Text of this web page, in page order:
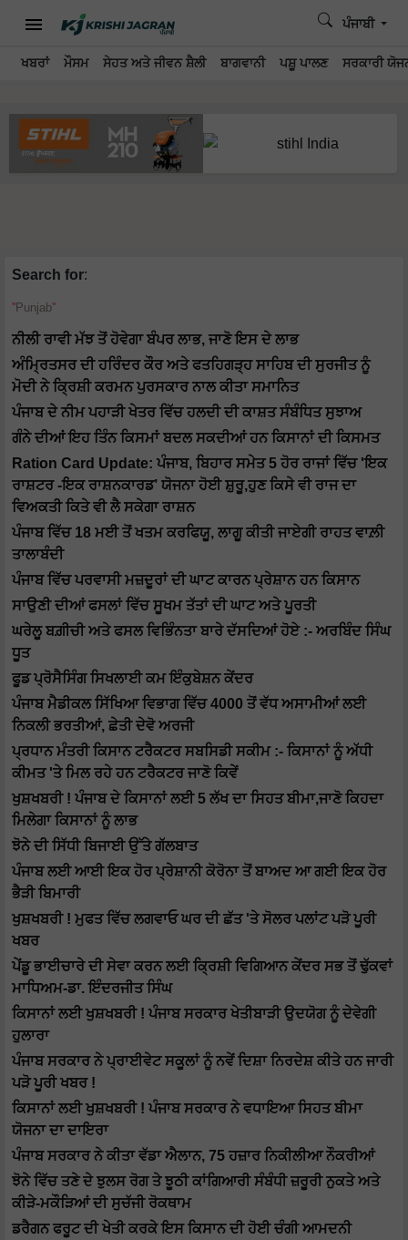
ਖਬਰਾਂ ਮੌਸਮ ਸੇਹਤ ਅਤੇ ਜੀਵਨ ਸ਼ੈਲੀ ਬਾਗਵਾਨੀ ਪਸ਼ੂ ਪਾਲਣ ਸਰਕਾਰੀ
ਪੰਜਾਬੀ
Search for:
Punjab
ਨੀਲੀ ਰਾਵੀ ਮੱਝ ਤੋਂ ਹੋਵੇਗਾ ਬੰਪਰ ਲਾਭ, ਜਾਣੋ ਇਸ ਦੇ ਲਾਭ
ਅੰਮ੍ਰਿਤਸਰ ਦੀ ਹਰਿੰਦਰ ਕੌਰ ਅਤੇ ਫਤਹਿਗੜ੍ਹ ਸਾਹਿਬ ਦੀ ਸੁਰਜੀਤ ਨੂੰ
ਮੋਦੀ ਨੇ ਕ੍ਰਿਸ਼ੀ ਕਰਮਨ ਪੁਰਸਕਾਰ ਨਾਲ ਕੀਤਾ ਸਮਾਨਿਤ
ਪੰਜਾਬ ਦੇ ਨੀਮ ਪਹਾੜੀ ਖੇਤਰ ਵਿੱਚ ਹਲਦੀ ਦੀ ਕਾਸ਼ਤ ਸੰਬੰਧਿਤ ਸੁਝਾਅ
ਗੰਨੇ ਦੀਆਂ ਇਹ ਤਿੰਨ ਕਿਸਮਾਂ ਬਦਲ ਸਕਦੀਆਂ ਹਨ ਕਿਸਾਨਾਂ ਦੀ ਕਿਸਮਤ
Ration Card Update: ਪੰਜਾਬ, ਬਿਹਾਰ ਸਮੇਤ 5 ਹੋਰ ਰਾਜਾਂ ਵਿੱਚ 'ਇਕ
ਰਾਸ਼ਟਰ -ਇਕ ਰਾਸ਼ਨਕਾਰਡ’ ਯੋਜਨਾ ਹੋਈ ਸ਼ੁਰੂ,ਹੁਣ ਕਿਸੇ ਵੀ ਰਾਜ ਦਾ
ਵਿਅਕਤੀ ਕਿਤੇ ਵੀ ਲੈ ਸਕੇਗਾ ਰਾਸ਼ਨ
ਪੰਜਾਬ ਵਿੱਚ 18 ਮਈ ਤੋਂ ਖਤਮ ਕਰਫਿਯੂ, ਲਾਗੂ ਕੀਤੀ ਜਾਏਗੀ ਰਾਹਤ ਵਾਲ਼ੀ
ਤਾਲਾਬੰਦੀ
ਪੰਜਾਬ ਵਿੱਚ ਪਰਵਾਸੀ ਮਜ਼ਦੂਰਾਂ ਦੀ ਘਾਟ ਕਾਰਨ ਪ੍ਰੇਸ਼ਾਨ ਹਨ ਕਿਸਾਨ
ਸਾਉਣੀ ਦੀਆਂ ਫਸਲਾਂ ਵਿੱਚ ਸੂਖਮ ਤੱਤਾਂ ਦੀ ਘਾਟ ਅਤੇ ਪੂਰਤੀ
ਘਰੇਲੂ ਬਗ਼ੀਚੀ ਅਤੇ ਫਸਲ ਵਿਭਿੰਨਤਾ ਬਾਰੇ ਦੱਸਦਿਆਂ ਹੋਏ :- ਅਰਬਿੰਦ ਸਿੰਘ
ਧੂਤ
ਫੂਡ ਪ੍ਰੋਸੈਸਿੰਗ ਸਿਖਲਾਈ ਕਮ ਇੰਕੁਬੇਸ਼ਨ ਕੇਂਦਰ
ਪੰਜਾਬ ਮੈਡੀਕਲ ਸਿੱਖਿਆ ਵਿਭਾਗ ਵਿੱਚ 4000 ਤੋਂ ਵੱਧ ਅਸਾਮੀਆਂ ਲਈ
ਨਿਕਲੀ ਭਰਤੀਆਂ, ਛੇਤੀ ਦੇਵੋ ਅਰਜੀ
ਪ੍ਰਧਾਨ ਮੰਤਰੀ ਕਿਸਾਨ ਟਰੈਕਟਰ ਸਬਸਿਡੀ ਸਕੀਮ :- ਕਿਸਾਨਾਂ ਨੂੰ ਅੱਧੀ
ਕੀਮਤ 'ਤੇ ਮਿਲ ਰਹੇ ਹਨ ਟਰੈਕਟਰ ਜਾਣੋ ਕਿਵੇਂ
ਖੁਸ਼ਖਬਰੀ ! ਪੰਜਾਬ ਦੇ ਕਿਸਾਨਾਂ ਲਈ 5 ਲੱਖ ਦਾ ਸਿਹਤ ਬੀਮਾ,ਜਾਣੋ ਕਿਹਦਾ
ਮਿਲੇਗਾ ਕਿਸਾਨਾਂ ਨੂੰ ਲਾਭ
ਝੋਨੇ ਦੀ ਸਿੱਧੀ ਬਿਜਾਈ ਉੱਤੇ ਗੱਲਬਾਤ
ਪੰਜਾਬ ਲਈ ਆਈ ਇਕ ਹੋਰ ਪ੍ਰੇਸ਼ਾਨੀ ਕੋਰੋਨਾ ਤੋਂ ਬਾਅਦ ਆ ਗਈ ਇਕ ਹੋਰ
ਭੈੜੀ ਬਿਮਾਰੀ
ਖੁਸ਼ਖਬਰੀ ! ਮੁਫਤ ਵਿੱਚ ਲਗਵਾਓ ਘਰ ਦੀ ਛੱਤ 'ਤੇ ਸੋਲਰ ਪਲਾਂਟ ਪੜੋ ਪੂਰੀ
ਖਬਰ
ਪੇਂਡੂ ਭਾਈਚਾਰੇ ਦੀ ਸੇਵਾ ਕਰਨ ਲਈ ਕ੍ਰਿਸ਼ੀ ਵਿਗਿਆਨ ਕੇਂਦਰ ਸਭ ਤੋਂ ਢੁੱਕਵਾਂ
ਮਾਧਿਅਮ-ਡਾ. ਇੰਦਰਜੀਤ ਸਿੰਘ
ਕਿਸਾਨਾਂ ਲਈ ਖੁਸ਼ਖਬਰੀ ! ਪੰਜਾਬ ਸਰਕਾਰ ਖੇਤੀਬਾੜੀ ਉਦਯੋਗ ਨੂੰ ਦੇਵੇਗੀ
ਹੁਲਾਰਾ
ਪੰਜਾਬ ਸਰਕਾਰ ਨੇ ਪ੍ਰਾਈਵੇਟ ਸਕੂਲਾਂ ਨੂੰ ਨਵੇਂ ਦਿਸ਼ਾ ਨਿਰਦੇਸ਼ ਕੀਤੇ ਹਨ ਜਾਰੀ
ਪੜੋ ਪੂਰੀ ਖਬਰ !
ਕਿਸਾਨਾਂ ਲਈ ਖੁਸ਼ਖਬਰੀ ! ਪੰਜਾਬ ਸਰਕਾਰ ਨੇ ਵਧਾਇਆ ਸਿਹਤ ਬੀਮਾ
ਯੋਜਨਾ ਦਾ ਦਾਇਰਾ
ਪੰਜਾਬ ਸਰਕਾਰ ਨੇ ਕੀਤਾ ਵੱਡਾ ਐਲਾਨ, 75 ਹਜ਼ਾਰ ਨਿਕੀਲੀਆ ਨੌਕਰੀਆਂ
ਝੋਨੇ ਵਿੱਚ ਤਣੇ ਦੇ ਝੁਲਸ ਰੋਗ ਤੇ ਝੂਠੀ ਕਾਂਗਿਆਰੀ ਸੰਬੰਧੀ ਜ਼ਰੂਰੀ ਨੁਕਤੇ ਅਤੇ
ਕੀੜੇ-ਮਕੌੜਿਆਂ ਦੀ ਸੁਚੱਜੀ ਰੋਕਥਾਮ
ਡਰੈਗਨ ਫਰੂਟ ਦੀ ਖੇਤੀ ਕਰਕੇ ਇਸ ਕਿਸਾਨ ਦੀ ਹੋਈ ਚੰਗੀ ਆਮਦਨੀ